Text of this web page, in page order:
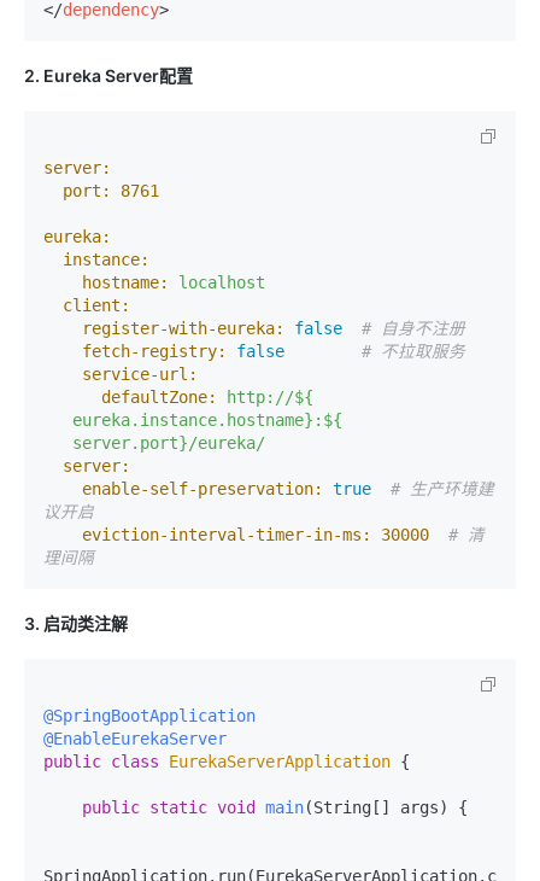
</dependency>
2. Eureka Server配置
server:
port:
8761
eureka:
instance:
hostname:
localhost
client:
register-with-eureka:
false
# 自身不注册
fetch-registry:
false
# 不拉取服务
service-url:
defaultZone:
http://${
eureka.instance.hostname}:${
server.port}/eureka/
server:
enable-self-preservation:
true
# 生产环境建
议开启
eviction-interval-timer-in-ms:
30000
# 清
理间隔
3. 启动类注解
@SpringBootApplication
@EnableEurekaServer
public class EurekaServerApplication {
public static void main(String[] args) {